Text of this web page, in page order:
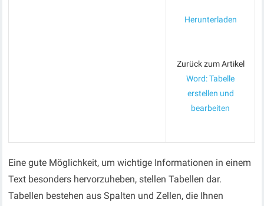
Herunterladen
Zurück zum Artikel
Word: Tabelle
erstellen und
bearbeiten
Eine gute Möglichkeit, um wichtige Informationen in einem
Text besonders hervorzuheben, stellen Tabellen dar.
Tabellen bestehen aus Spalten und Zellen, die Ihnen